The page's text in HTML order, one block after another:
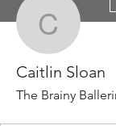
Caitlin Sloan
The Brainy